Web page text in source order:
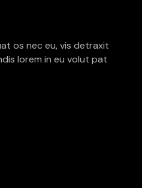
os nec eu, vis detraxit
lorem in eu volut pat